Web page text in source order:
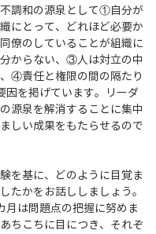
調和の源泉として①自分が
にとって、どれほど必要か
僚のしていることが組織に
からない、③人は対立の中
④責任と権限の間の隔たり
を掲げています。リーダ
源泉を解消することに集中
しい成果をもたらせるので
を基に、どのように目覚ま
たかをお話ししましょう。
月は問題点の把握に努めま
ちこちに目につき、それぞ